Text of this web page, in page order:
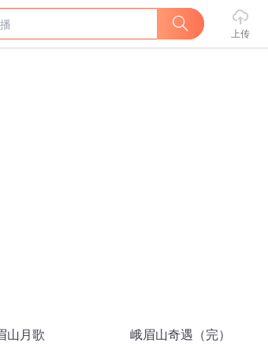
上传
山月歌 峨眉山奇遇（完）